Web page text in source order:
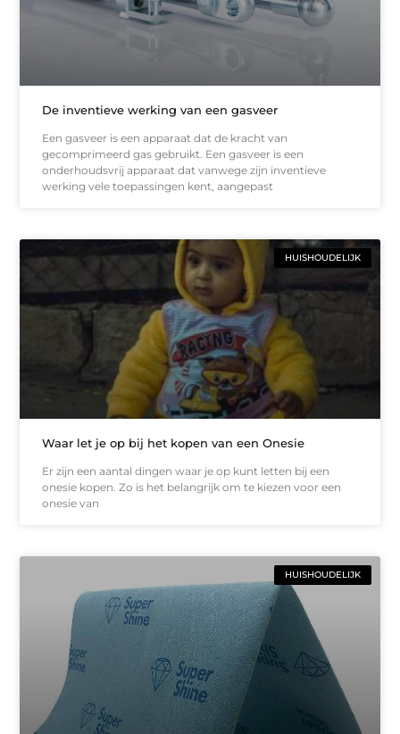
De inventieve werking van een gasveer
Een gasveer is een apparaat dat de kracht van
gecomprimeerd gas gebruikt. Een gasveer is een
onderhoudsvrij apparaat dat vanwege zijn inventieve
werking vele toepassingen kent, aangepast
HUISHOUDELIJK
Waar let je op bij het kopen van een Onesie
Er zijn een aantal dingen waar je op kunt letten bij een
onesie kopen. Zo is het belangrijk om te kiezen voor een
onesie van
HUISHOUDELIJK